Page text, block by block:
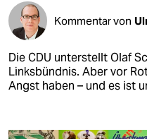
Kommentar von
Die CDU unterstellt Olaf
Linksbündnis. Aber vor
Angst haben – und es ist